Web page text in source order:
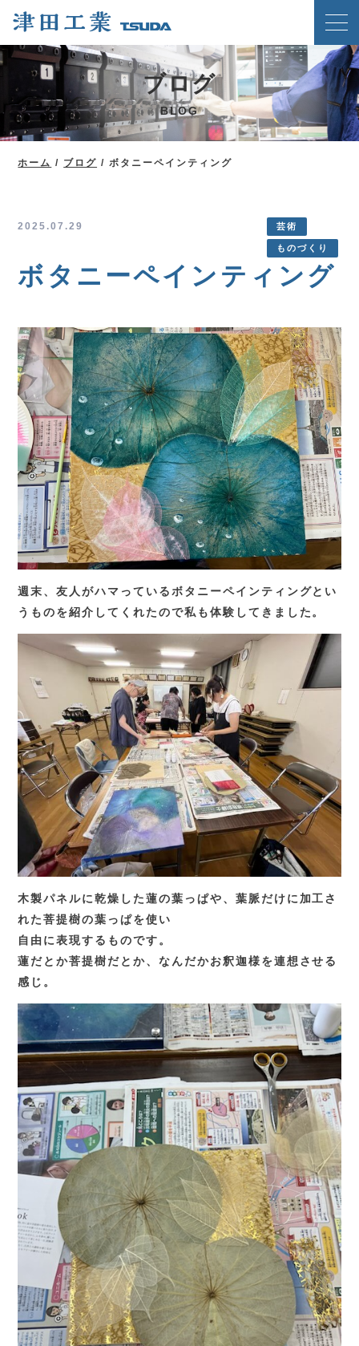
ホーム
クリンチングスピードファスナー工法
津田工業の強み
技術紹介
新着情報
TEL.0583-71-1422
お問い合わせ
ブログ
BLOG
ホーム / ブログ / ボタニーペインティング
2025.07.29 芸術
ものづくり
ボタニーペインティング
週末、友人がハマっているボタニーペインティングとい
うものを紹介してくれたので私も体験してきました。
木製パネルに乾燥した蓮の葉っぱや、葉脈だけに加工さ
れた菩提樹の葉っぱを使い
自由に表現するものです。
蓮だとか菩提樹だとか、なんだかお釈迦様を連想させる
感じ。